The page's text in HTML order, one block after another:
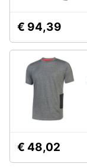
igiene
Beauty
Giocattoli
Prima
infanzia
Fotografia
Vedi
tutti
Scarpe
Sneakers
nike
Anfibi
€ 94,39
€ 48,02